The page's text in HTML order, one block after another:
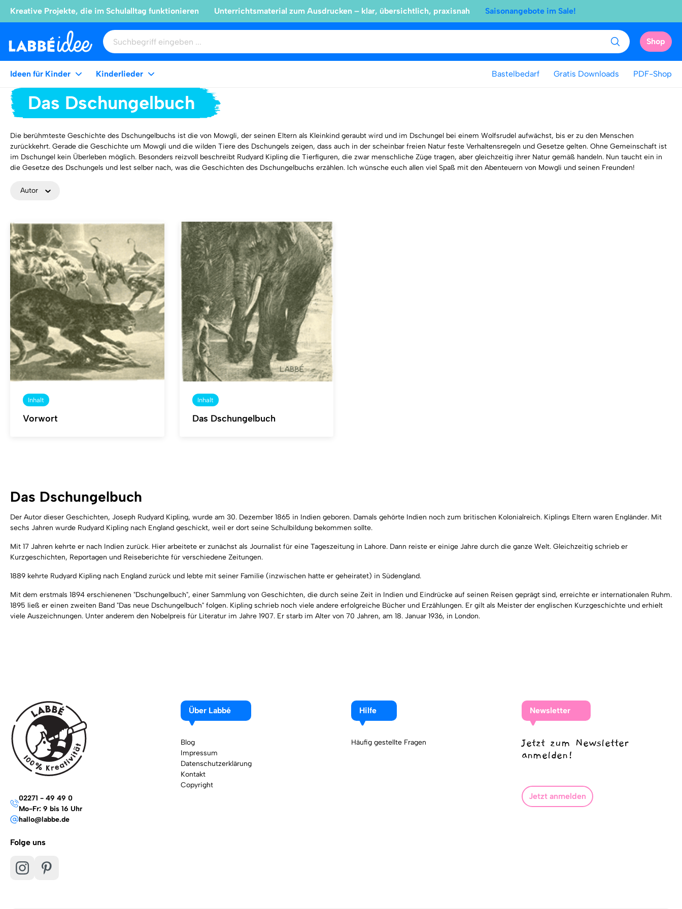
Kreative Projekte, die im Schulalltag funktionieren Unterrichtsmaterial zum Ausdrucken – klar, übersichtlich, praxisnah Saisonangebote im Sale!
Shop
Ideen für Kinder Kinderlieder Bastelbedarf Gratis Downloads PDF-Shop
Das Dschungelbuch
Die berühmteste Geschichte des Dschungelbuchs ist die von Mowgli, der seinen Eltern als Kleinkind geraubt wird und im Dschungel bei einem Wolfsrudel aufwächst, bis er zu den Menschen
zurückkehrt. Gerade die Geschichte um Mowgli und die wilden Tiere des Dschungels zeigen, dass auch in der scheinbar freien Natur feste Verhaltensregeln und Gesetze gelten. Ohne Gemeinschaft ist
im Dschungel kein Überleben möglich. Besonders reizvoll beschreibt Rudyard Kipling die Tierfiguren, die zwar menschliche Züge tragen, aber gleichzeitig ihrer Natur gemäß handeln. Nun taucht ein in
die Gesetze des Dschungels und lest selber nach, was die Geschichten des Dschungelbuchs erzählen. Ich wünsche euch allen viel Spaß mit den Abenteuern von Mowgli und seinen Freunden!
Autor
Inhalt
Vorwort
Inhalt
Das Dschungelbuch
Das Dschungelbuch
Der Autor dieser Geschichten, Joseph Rudyard Kipling, wurde am 30. Dezember 1865 in Indien geboren. Damals gehörte Indien noch zum britischen Kolonialreich. Kiplings Eltern waren Engländer. Mit
sechs Jahren wurde Rudyard Kipling nach England geschickt, weil er dort seine Schulbildung bekommen sollte.
Mit 17 Jahren kehrte er nach Indien zurück. Hier arbeitete er zunächst als Journalist für eine Tageszeitung in Lahore. Dann reiste er einige Jahre durch die ganze Welt. Gleichzeitig schrieb er
Kurzgeschichten, Reportagen und Reiseberichte für verschiedene Zeitungen.
1889 kehrte Rudyard Kipling nach England zurück und lebte mit seiner Familie (inzwischen hatte er geheiratet) in Südengland.
Mit dem erstmals 1894 erschienenen "Dschungelbuch", einer Sammlung von Geschichten, die durch seine Zeit in Indien und Eindrücke auf seinen Reisen geprägt sind, erreichte er internationalen Ruhm.
1895 ließ er einen zweiten Band "Das neue Dschungelbuch" folgen. Kipling schrieb noch viele andere erfolgreiche Bücher und Erzählungen. Er gilt als Meister der englischen Kurzgeschichte und erhielt
viele Auszeichnungen. Unter anderem den Nobelpreis für Literatur im Jahre 1907. Er starb im Alter von 70 Jahren, am 18. Januar 1936, in London.
02271 - 49 49 0
Mo-Fr: 9 bis 16 Uhr
hallo@labbe.de
Folge uns
Über Labbé
Blog
Impressum
Datenschutzerklärung
Kontakt
Copyright
Hilfe
Häufig gestellte Fragen
Newsletter
Jetzt zum Newsletter
anmelden!
Jetzt anmelden